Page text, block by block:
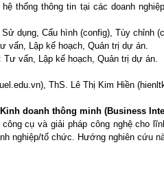
thống thông tin tại các doanh
dụng, Cấu hình (config), Tùy chỉnh
vấn, Lập kế hoạch, Quản trị dự án.
vấn, Lập kế hoạch, Quản trị dự án.
ThS. Lê Thị Kim Hiền
doanh thông minh (Business
cụ và giải pháp công nghệ cho
nghiệp/tổ chức. Hướng nghiên cứu